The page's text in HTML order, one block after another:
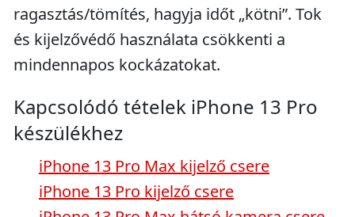
ragasztás/tömítés, hagyja időt „kötni”. Tok
és kijelzővédő használata csökkenti a
mindennapos kockázatokat.
Kapcsolódó tételek iPhone 13 Pro
készülékhez
iPhone 13 Pro Max kijelző csere
iPhone 13 Pro kijelző csere